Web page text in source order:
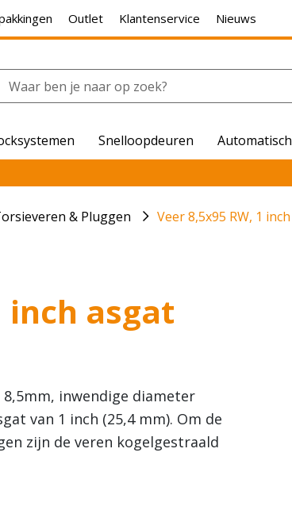
Outlet Klantenservice Nieuws
Snelloopdeuren
& Pluggen Veer 8,5x95 RW, 1
inch asgat
inwendige diameter
van 1 inch (25,4 mm). Om de
zijn de veren kogelgestraald